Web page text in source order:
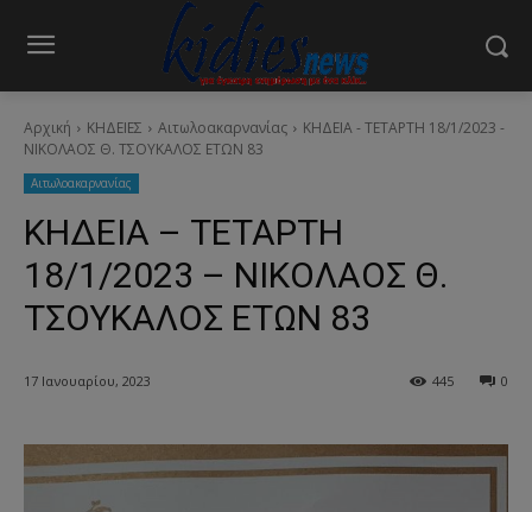
Αρχική ΚΗΔΕΙΕΣ Aιτωλοακαρνανίας
ΚΗΔΕΙΑ - ΤΕΤΑΡΤΗ 18/1/2023 -
ΝΙΚΟΛΑΟΣ Θ. ΤΣΟΥΚΑΛΟΣ ΕΤΩΝ 83
Aιτωλοακαρνανίας
ΚΗΔΕΙΑ – ΤΕΤΑΡΤΗ
18/1/2023 – ΝΙΚΟΛΑΟΣ Θ.
ΤΣΟΥΚΑΛΟΣ ΕΤΩΝ 83
17 Ιανουαρίου, 2023 0
445